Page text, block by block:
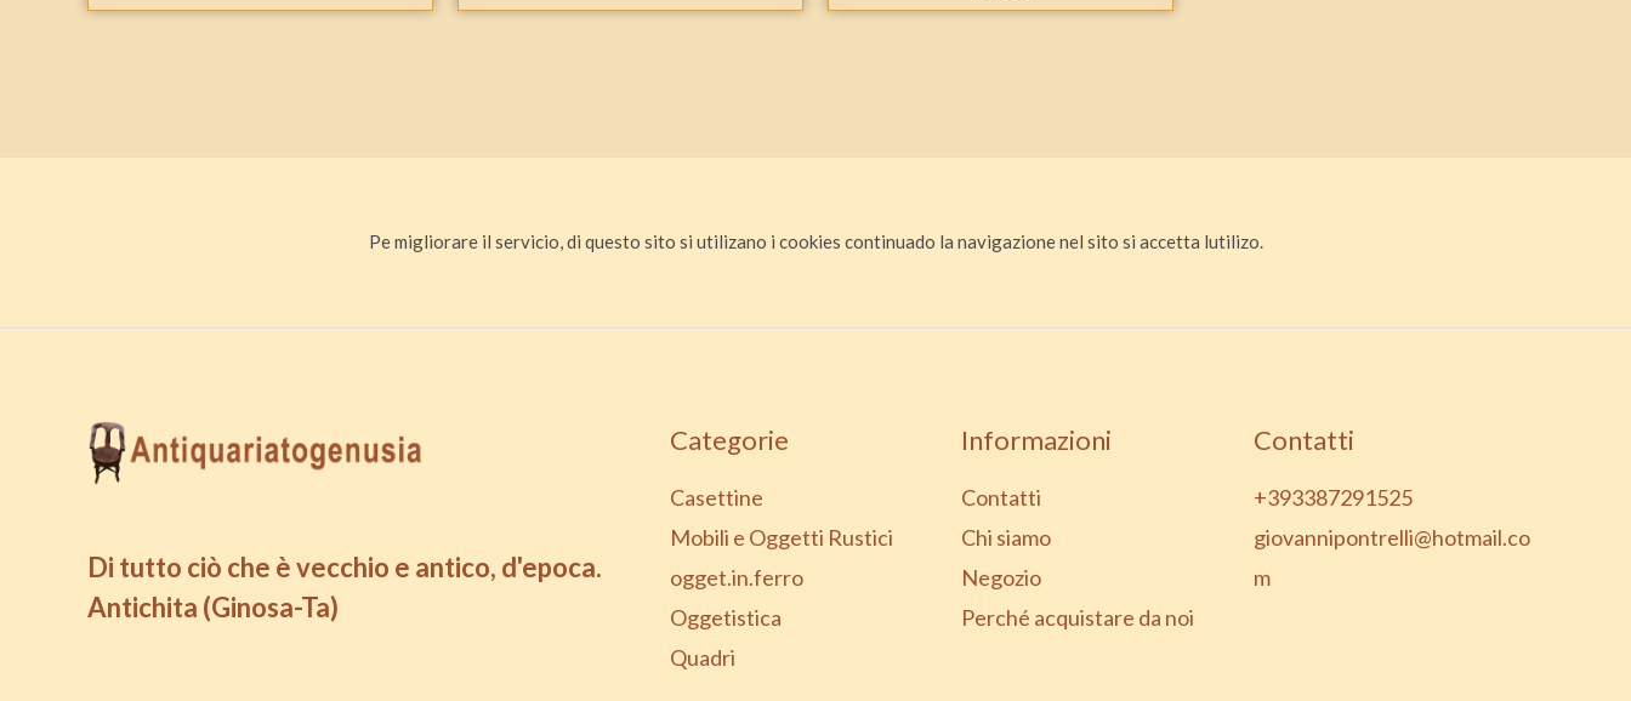
Pe migliorare il servicio, di questo sito si utilizano i cookies continuado la navigazione nel sito si accetta lutilizo.
Di tutto ciò che è vecchio e antico, d'epoca.
Antichita (Ginosa-Ta)
Categorie
Casettine
Mobili e Oggetti Rustici
ogget.in.ferro
Oggetistica
Quadri
Informazioni
Contatti
Chi siamo
Negozio
Perché acquistare da noi
Contatti
+393387291525
giovannipontrelli@hotmail.co
m